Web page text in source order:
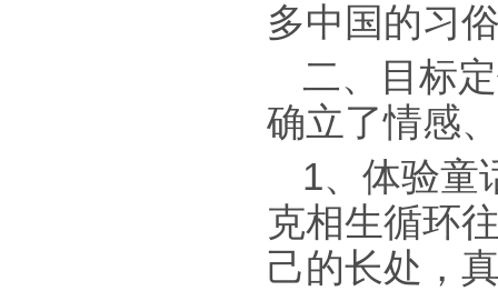
多中国的习
二、目标
确立了情感
1、体验童
克相生循环
己的长处，